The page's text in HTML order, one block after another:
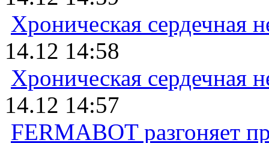
Хроническая сердечная
14.12 14:58
Хроническая сердечная
14.12 14:57
FERMABOT разгоняет